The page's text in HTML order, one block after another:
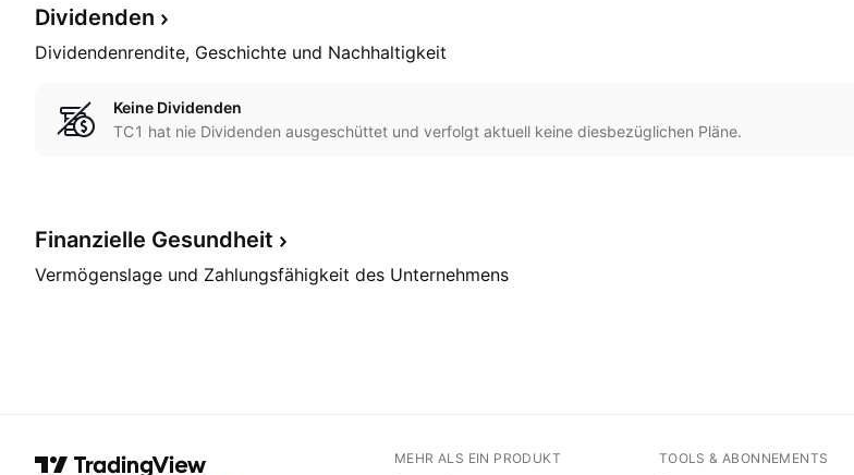
Dividenden
Dividendenrendite, Geschichte und Nachhaltigkeit
Keine Dividenden
TC1 hat nie Dividenden ausgeschüttet und verfolgt aktuell keine diesbezüglichen Pläne.
Finanzielle Gesundheit
Vermögenslage und Zahlungsfähigkeit des Unternehmens
MEHR ALS EIN PRODUKT TOOLS & ABONNEMENTS